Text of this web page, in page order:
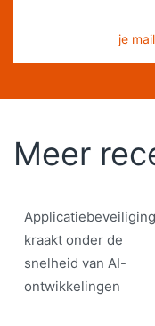
je
Meer
Applicatiebeveiliging
kraakt onder de
snelheid van AI-
ontwikkelingen